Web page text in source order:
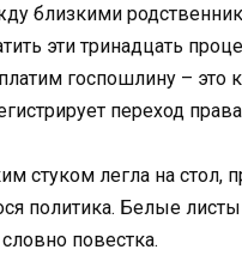
близкими
эти тринадцать
госпошлину – это
переход
стуком легла на стол,
политика. Белые
повестка.